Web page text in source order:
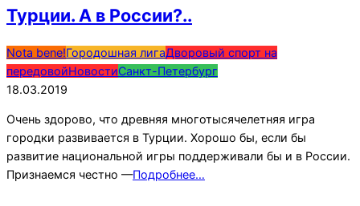
Турции. А в России?..
2019-
03-
18
Nota bene!Городошная лигаДворовый спорт на
передовойНовостиСанкт-Петербург
18.03.2019
Очень здорово, что древняя многотысячелетняя игра
городки развивается в Турции. Хорошо бы, если бы
развитие национальной игры поддерживали бы и в России.
Признаемся честно —Подробнее…